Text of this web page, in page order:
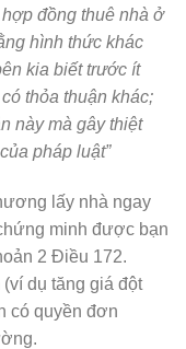
đồng thuê nhà ở
hình thức khác
kia biết trước ít
thỏa thuận khác;
này mà gây thiệt
pháp luật”
lấy nhà ngay
minh được bạn
2 Điều 172.
dụ tăng giá đột
có quyền đơn